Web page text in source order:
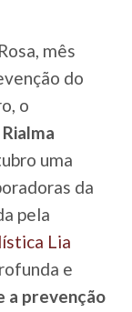
mês
do
o
uma
da
pela
Lia
e
a prevenção